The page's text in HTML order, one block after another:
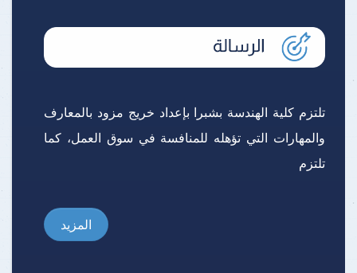
تلتزم كلية الهندسة بشبرا بإعداد خريج مزود بالمعارف
والمهارات التي تؤهله للمنافسة في سوق العمل، كما
تلتزم
المزيد